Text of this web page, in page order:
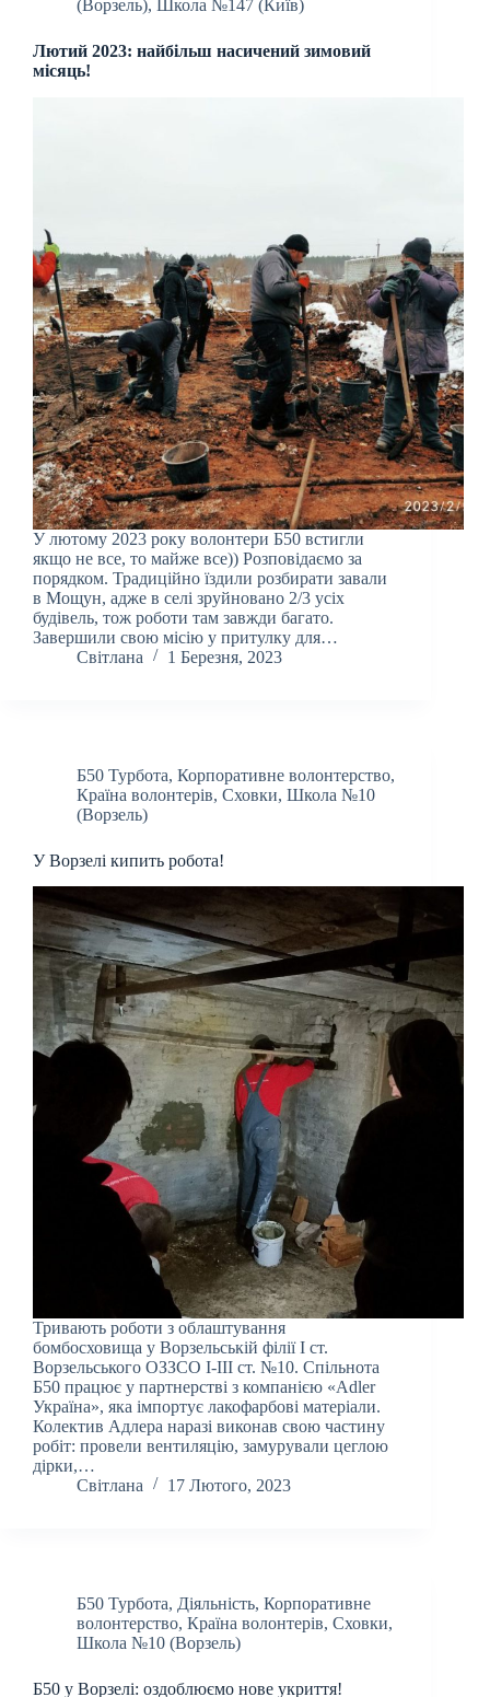
(Ворзель), Школа №147 (Київ)
Лютий 2023: найбільш насичений зимовий
місяць!
У лютому 2023 року волонтери Б50 встигли
якщо не все, то майже все)) Розповідаємо за
порядком. Традиційно їздили розбирати завали
в Мощун, адже в селі зруйновано 2/3 усіх
будівель, тож роботи там завжди багато.
Завершили свою місію у притулку для…
Світлана
1 Березня, 2023
Б50 Турбота, Корпоративне волонтерство,
Країна волонтерів, Сховки, Школа №10
(Ворзель)
У Ворзелі кипить робота!
Тривають роботи з облаштування
бомбосховища у Ворзельській філії І ст.
Ворзельського ОЗЗСО І-ІІІ ст. №10. Спільнота
Б50 працює у партнерстві з компанією «Adler
Україна», яка імпортує лакофарбові матеріали.
Колектив Адлера наразі виконав свою частину
робіт: провели вентиляцію, замурували цеглою
дірки,…
Світлана
17 Лютого, 2023
Б50 Турбота, Діяльність, Корпоративне
волонтерство, Країна волонтерів, Сховки,
Школа №10 (Ворзель)
Б50 у Ворзелі: оздоблюємо нове укриття!